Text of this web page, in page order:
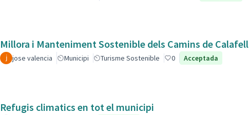
Millora i Manteniment Sostenible dels Camins de Calafell
jose valencia Municipi Turisme Sostenible 0 Acceptada
Refugis climatics en tot el municipi